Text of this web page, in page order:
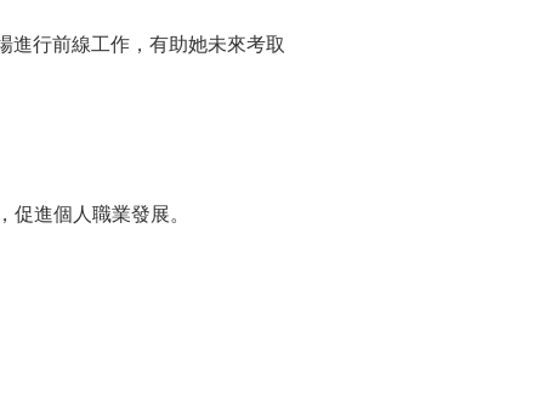
進行前線工作，有助她未來考取
進個人職業發展。